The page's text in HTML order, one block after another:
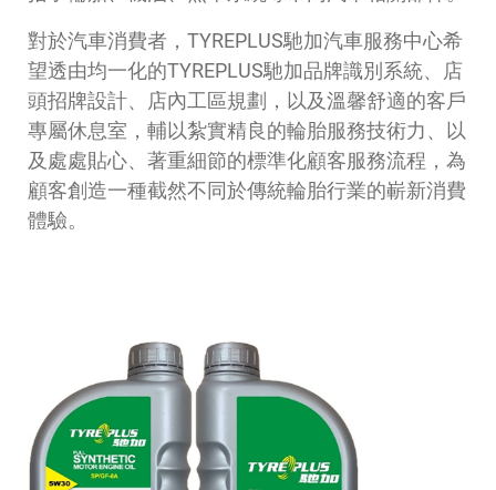
對於汽車消費者，TYREPLUS馳加汽車服務中心希
望透由均一化的TYREPLUS馳加品牌識別系統、店
頭招牌設計、店內工區規劃，以及溫馨舒適的客戶
專屬休息室，輔以紮實精良的輪胎服務技術力、以
及處處貼心、著重細節的標準化顧客服務流程，為
顧客創造一種截然不同於傳統輪胎行業的嶄新消費
體驗。